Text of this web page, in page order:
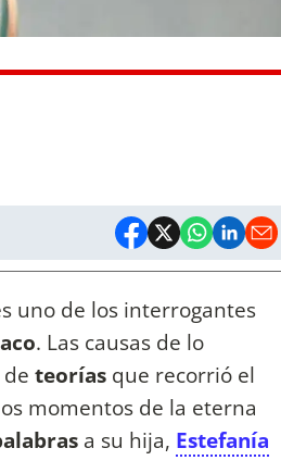
uno de los interrogantes
. Las causas de lo
teorías que recorrió el
momentos de la eterna
a su hija, Estefanía